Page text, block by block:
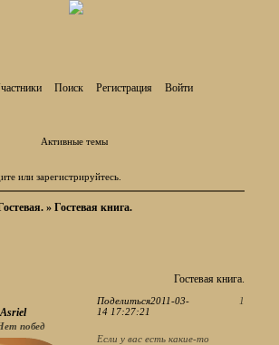
Поиск Регистрация Войти
Активные темы
илизарегистрируйтесь
» Гостевая книга.
Гостевая книга.
Поделиться 1
2011-03-
14 17:27:21
побед
Если у вас есть какие-то